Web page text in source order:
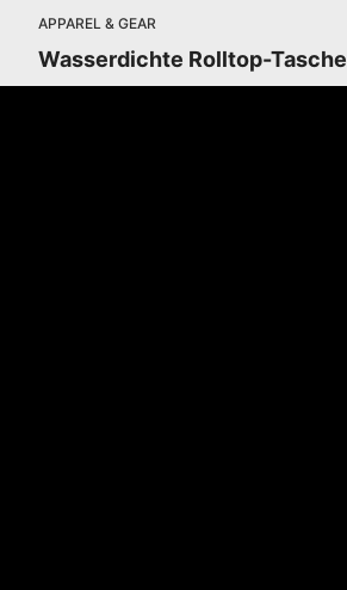
APPAREL & GEAR
Wasserdichte Rolltop-Tasche